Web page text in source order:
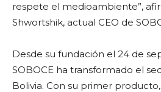
respete el medioambiente”,
Shwortshik, actual CEO de
Desde su fundación el 24 de
SOBOCE ha transformado el
Bolivia. Con su primer